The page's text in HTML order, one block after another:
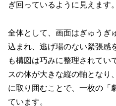
ぎ回っているように見えます。
全体として、画面はぎゅうぎ
込まれ、逃げ場のない緊張感
も構図は巧みに整理されてい
スの体が大きな縦の軸となり
に取り囲むことで、一枚の「
ています。